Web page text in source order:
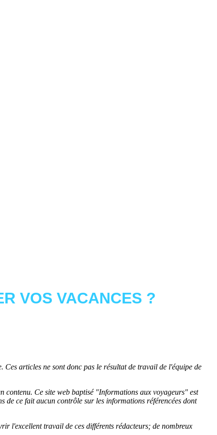
VOS VACANCES ?
articles ne sont donc pas le résultat de travail de l'équipe de
contenu. Ce site web baptisé "Informations aux voyageurs" est
de ce fait aucun contrôle sur les informations référencées dont
l'excellent travail de ces différents rédacteurs; de nombreux